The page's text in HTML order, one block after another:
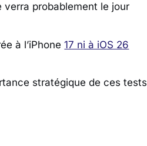
verra probablement le jour
à l’iPhone17 ni à iOS 26
stratégique de ces tests